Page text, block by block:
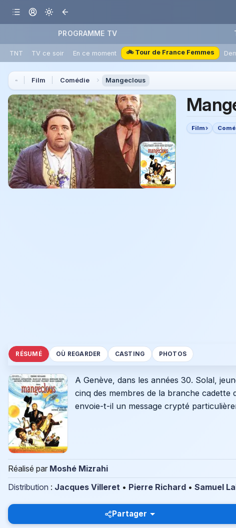
PROGRAMME TV
TNT TV ce soir En ce moment 🚲 Tour de France Femmes
Film Comédie Mangeclous
Film
RÉSUMÉ OÙ REGARDER CASTING PHOTOS
A Genève, dans les années 30. Solal,
cinq des membres de la branche
envoie-t-il un message crypté
Réalisé par Moshé Mizrahi
Distribution : Jacques Villeret • Pierre Richard • Samuel
Partager